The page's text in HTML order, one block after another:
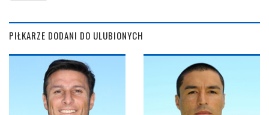
PIŁKARZE DODANI DO ULUBIONYCH